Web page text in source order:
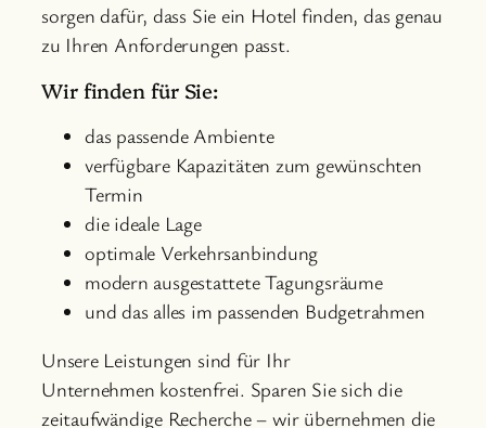
sorgen dafür, dass Sie ein Hotel finden, das genau
zu Ihren Anforderungen passt.
Wir finden für Sie:
das passende Ambiente
verfügbare Kapazitäten zum gewünschten
Termin
die ideale Lage
optimale Verkehrsanbindung
modern ausgestattete Tagungsräume
und das alles im passenden Budgetrahmen
Unsere Leistungen sind für Ihr
Unternehmen kostenfrei. Sparen Sie sich die
zeitaufwändige Recherche – wir übernehmen die